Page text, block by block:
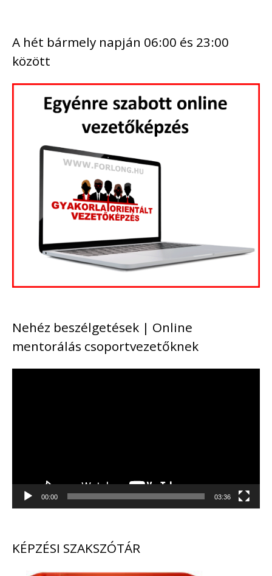
A hét bármely napján 06:00 és 23:00
között
Nehéz beszélgetések | Online
mentorálás csoportvezetőknek
l
e
á
00:00 03:36
KÉPZÉSI SZAKSZÓTÁR